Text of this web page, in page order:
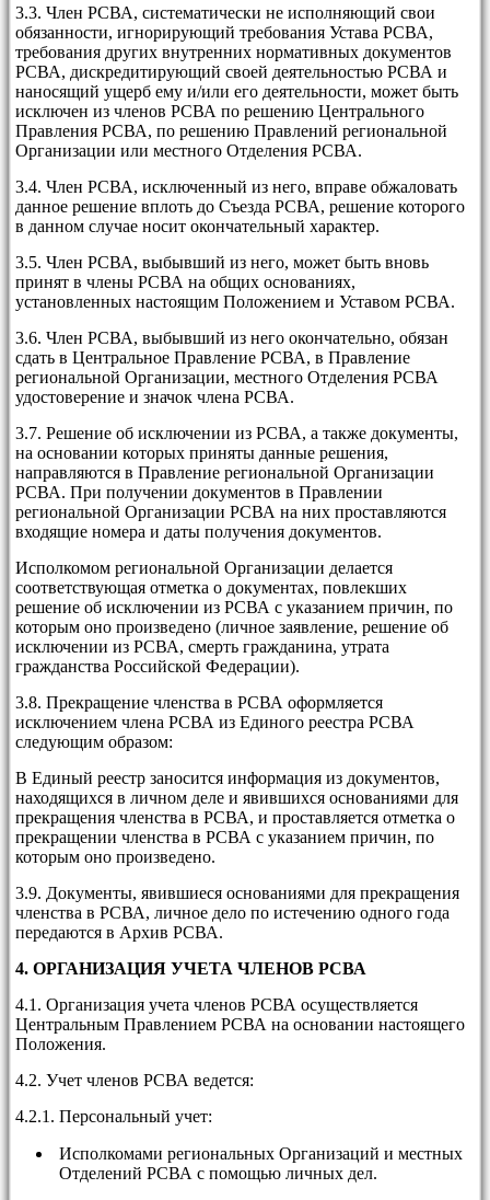
3.3. Член РСВА, систематически не исполняющий свои
обязанности, игнорирующий требования Устава РСВА,
требования других внутренних нормативных документов
РСВА, дискредитирующий своей деятельностью РСВА и
наносящий ущерб ему и/или его деятельности, может быть
исключен из членов РСВА по решению Центрального
Правления РСВА, по решению Правлений региональной
Организации или местного Отделения РСВА.
3.4. Член РСВА, исключенный из него, вправе обжаловать
данное решение вплоть до Съезда РСВА, решение которого
в данном случае носит окончательный характер.
3.5. Член РСВА, выбывший из него, может быть вновь
принят в члены РСВА на общих основаниях,
установленных настоящим Положением и Уставом РСВА.
3.6. Член РСВА, выбывший из него окончательно, обязан
сдать в Центральное Правление РСВА, в Правление
региональной Организации, местного Отделения РСВА
удостоверение и значок члена РСВА.
3.7. Решение об исключении из РСВА, а также документы,
на основании которых приняты данные решения,
направляются в Правление региональной Организации
РСВА. При получении документов в Правлении
региональной Организации РСВА на них проставляются
входящие номера и даты получения документов.
Исполкомом региональной Организации делается
соответствующая отметка о документах, повлекших
решение об исключении из РСВА с указанием причин, по
которым оно произведено (личное заявление, решение об
исключении из РСВА, смерть гражданина, утрата
гражданства Российской Федерации).
3.8. Прекращение членства в РСВА оформляется
исключением члена РСВА из Единого реестра РСВА
следующим образом:
В Единый реестр заносится информация из документов,
находящихся в личном деле и явившихся основаниями для
прекращения членства в РСВА, и проставляется отметка о
прекращении членства в РСВА с указанием причин, по
которым оно произведено.
3.9. Документы, явившиеся основаниями для прекращения
членства в РСВА, личное дело по истечению одного года
передаются в Архив РСВА.
4. ОРГАНИЗАЦИЯ УЧЕТА ЧЛЕНОВ РСВА
4.1. Организация учета членов РСВА осуществляется
Центральным Правлением РСВА на основании настоящего
Положения.
4.2. Учет членов РСВА ведется:
4.2.1. Персональный учет:
Исполкомами региональных Организаций и местных
Отделений РСВА с помощью личных дел.